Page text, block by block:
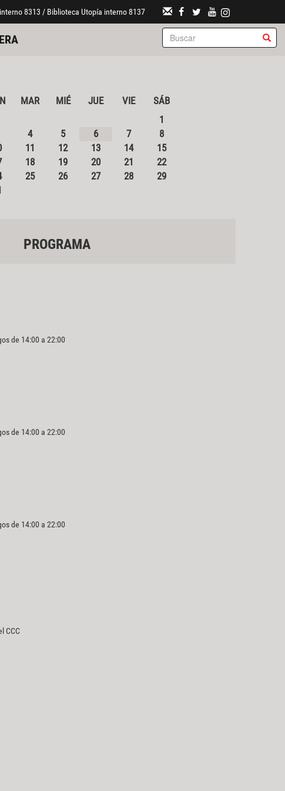
8313 / Biblioteca Utopía interno 8137
MAR MIÉ JUE VIE
SÁB
1
4 5 6 7
8
11 12 13 14
15
18 19 20 21
22
25 26 27 28
29
PROGRAMA
de 14:00 a 22:00
de 14:00 a 22:00
de 14:00 a 22:00
CCC